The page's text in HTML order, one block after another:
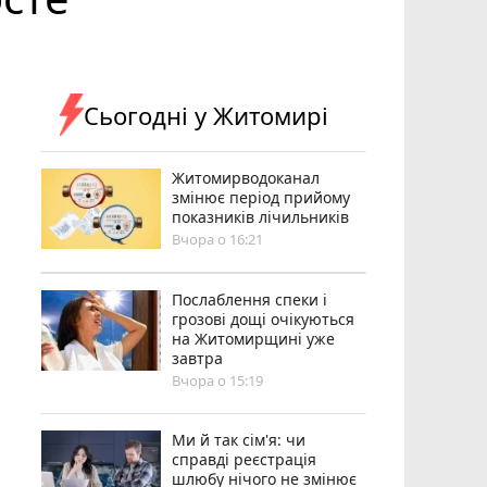
Сьогодні у Житомирі
Житомирводоканал
змінює період прийому
показників лічильників
Вчора о 16:21
Послаблення спеки і
грозові дощі очікуються
на Житомирщині уже
завтра
Вчора о 15:19
Ми й так сім'я: чи
справді реєстрація
шлюбу нічого не змінює